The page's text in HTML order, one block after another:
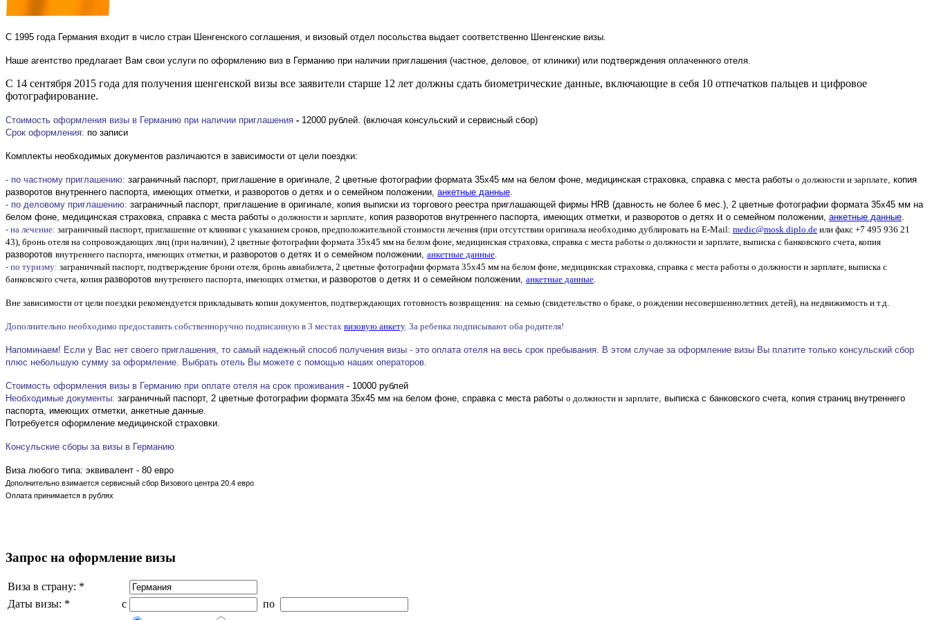
С 1995 года Германия входит в число стран Шенгенского соглашения, и визовый отдел посольства выдает соответственно Шенгенские визы.
Наше агентство предлагает Вам свои услуги по оформлению виз в Германию при наличии приглашения (частное, деловое, от клиники) или подтверждения оплаченного отеля.
C 14 сентября 2015 года для получения шенгенской визы все заявители старше 12 лет должны сдать биометрические данные, включающие в себя 10 отпечатков пальцев и цифровое
фотографирование.
Стоимость оформления визы в Германию при наличии приглашения - 12000 рублей. (включая консульский и сервисный сбор)
Срок оформления: по записи
Комплекты необходимых документов различаются в зависимости от цели поездки:
- по частному приглашению: заграничный паспорт, приглашение в оригинале, 2 цветные фотографии формата 35х45 мм на белом фоне, медицинская страховка, справка с места работы о должности и зарплате , копия
разворотов внутреннего паспорта, имеющих отметки, и разворотов о детях и о семейном положении, анкетные данные
- по деловому приглашению: заграничный паспорт, приглашение в оригинале, копия выписки из торгового реестра приглашающей фирмы HRB (давность не более 6 мес.), 2 цветные фотографии формата 35х45 мм на
белом фоне, медицинская страховка, справка с места работы о должности и зарплате , копия разворотов внутреннего паспорта, имеющих отметки, и разворотов о детях и о семейном положении, анкетные данные
- на лечение: заграничный паспорт, приглашение от клиники с указанием сроков, предположительной стоимости лечения (при отсутствии оригинала необходимо дублировать на E-Mail: medic@mosk.diplo.de или факс +7 495 936 21
43), бронь отеля на сопровождающих лиц (при наличии), 2 цветные фотографии формата 35х45 мм на белом фоне, медицинская страховка, справка с места работы о должности и зарплате, выписка с банковского счета, копия
разворотов внутреннего паспорта, имеющих отметки, и разворотов о детях и о семейном положении, анкетные данные
- по туризму: заграничный паспорт, подтверждение брони отеля, бронь авиабилета, 2 цветные фотографии формата 35х45 мм на белом фоне, медицинская страховка, справка с места работы о должности и зарплате, выписка с
банковского счета, копия разворотов внутреннего паспорта, имеющих отметки, и разворотов о детях и о семейном положении, анкетные данные
Вне зависимости от цели поездки рекомендуется прикладывать копии документов, подтверждающих готовноcть возвращения: на семью (свидетельство о браке, о рождении несовершеннолетних детей), на недвижимость и т.д.
Дополнительно необходимо предоставить собственноручно подписанную в 3 местах визовую анкету. За ребенка подписывают оба родителя!
Напоминаем! Если у Вас нет своего приглашения, то самый надежный способ получения визы - это оплата отеля на весь срок пребывания. В этом случае за оформление визы Вы платите только консульский сбор
плюс небольшую сумму за оформление. Выбрать отель Вы можете с помощью наших операторов.
Стоимость оформления визы в Германию при оплате отеля на срок проживания - 10000 рублей
Необходимые документы: заграничный паспорт, 2 цветные фотографии формата 35х45 мм на белом фоне, справка с места работы о должности и зарплате , выписка с банковcкого счета, копия страниц внутреннего
паспорта, имеющих отметки, анкетные данные.
Потребуется оформление медицинской страховки.
Консульские сборы за визы в Германию
Виза любого типа: эквивалент - 80 евро
Дополнительно взимается сервисный сбор Визового центра 20.4 евро
Оплата принимается в рублях
Запрос на оформление визы
Виза в страну: *
Даты визы: *
c
по